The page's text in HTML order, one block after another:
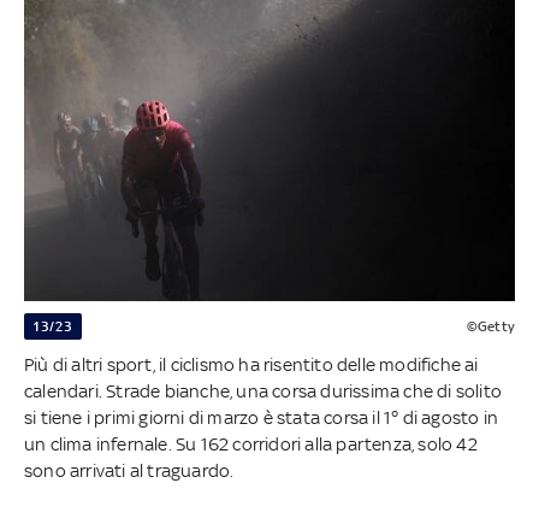
13/23 ©Getty
Più di altri sport, il ciclismo ha risentito delle modifiche ai
calendari. Strade bianche, una corsa durissima che di solito
si tiene i primi giorni di marzo è stata corsa il 1° di agosto in
un clima infernale. Su 162 corridori alla partenza, solo 42
sono arrivati al traguardo.